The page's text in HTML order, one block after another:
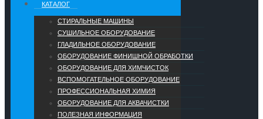
КАТАЛОГ
СТИРАЛЬНЫЕ МАШИНЫ
СУШИЛЬНОЕ ОБОРУДОВАНИЕ
ГЛАДИЛЬНОЕ ОБОРУДОВАНИЕ
ОБОРУДОВАНИЕ ФИНИШНОЙ ОБРАБОТКИ
ОБОРУДОВАНИЕ ДЛЯ ХИМЧИСТОК
ВСПОМОГАТЕЛЬНОЕ ОБОРУДОВАНИЕ
ПРОФЕССИОНАЛЬНАЯ ХИМИЯ
ОБОРУДОВАНИЕ ДЛЯ АКВАЧИСТКИ
ПОЛЕЗНАЯ ИНФОРМАЦИЯ